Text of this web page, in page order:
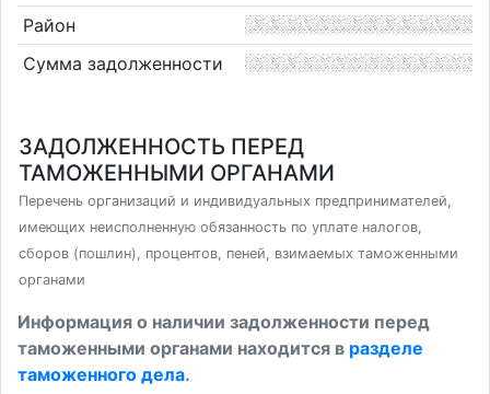
Район
Сумма задолженности
ЗАДОЛЖЕННОСТЬ ПЕРЕД
ТАМОЖЕННЫМИ ОРГАНАМИ
Перечень организаций и индивидуальных предпринимателей,
имеющих неисполненную обязанность по уплате налогов,
сборов (пошлин), процентов, пеней, взимаемых таможенными
органами
Информация о наличии задолженности перед
таможенными органами находится в разделе
таможенного дела.